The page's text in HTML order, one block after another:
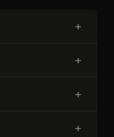
+
+
+
+